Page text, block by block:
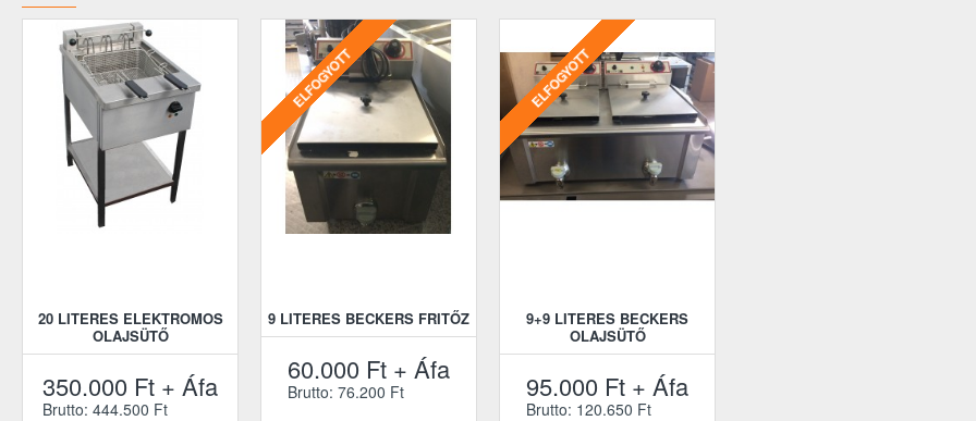
20 LITERES ELEKTROMOS
OLAJSÜTŐ
350.000 Ft + Áfa
Brutto: 444.500 Ft
ELFOGYOTT
9 LITERES BECKERS FRITŐZ
60.000 Ft + Áfa
Brutto: 76.200 Ft
ELFOGYOTT
9+9 LITERES BECKERS
OLAJSÜTŐ
95.000 Ft + Áfa
Brutto: 120.650 Ft